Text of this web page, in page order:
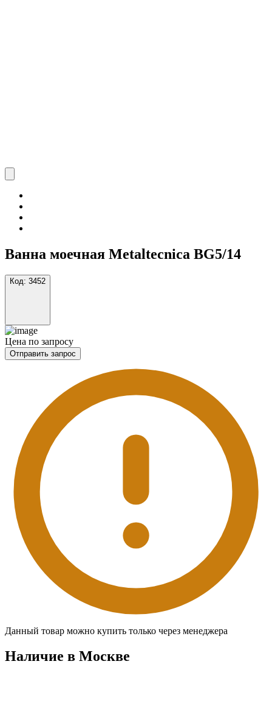
Ванна моечная Metaltecnica BG5/14
Код: 3452
Цена по запросу
Отправить запрос
Данный товар можно купить только через менеджера
Наличие в Москвe